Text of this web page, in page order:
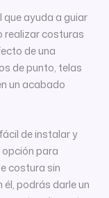
ayuda a guiar
realizar costuras
de una
de punto, telas
un acabado
de instalar y
opción para
costura sin
podrás darle un